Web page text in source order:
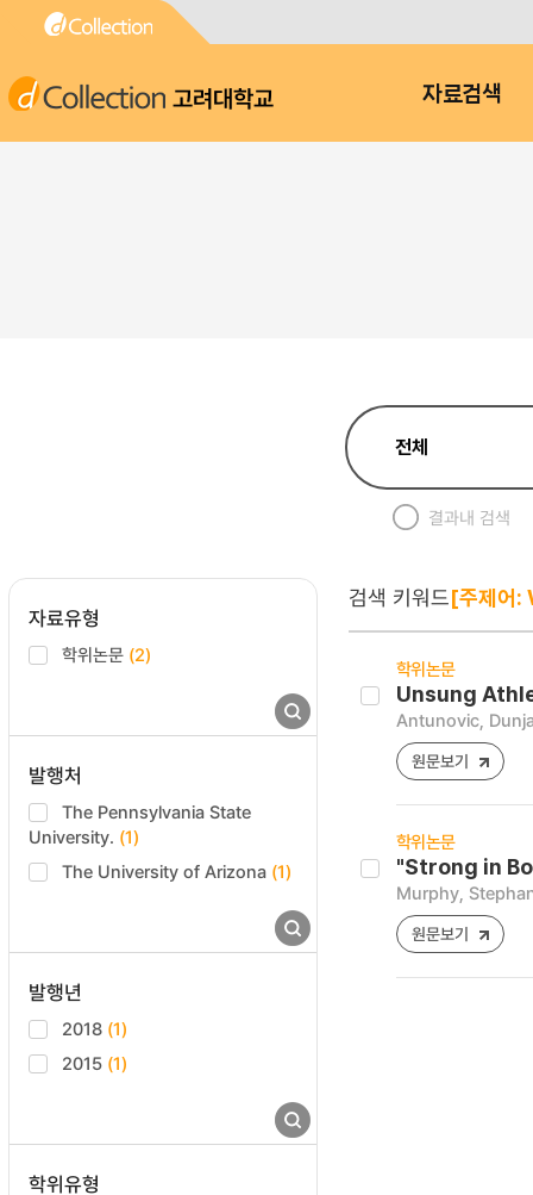
고려대학교 자료검색
결과내 검색
자료유형
학위논문 (2)
발행처
The Pennsylvania State
University. (1)
The University of Arizona (1)
발행년
2018 (1)
2015 (1)
학위유형
검색 키워드[주제어:
학위논문
Unsung
Antunovic,
원문보기
학위논문
"Strong in
Murphy,
원문보기